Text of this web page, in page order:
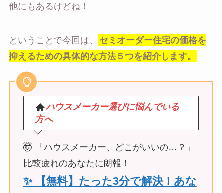
他にもあるけどね！
ということで今回は、
セミオーダー住宅の価格を
抑えるための具体的な方法５つを紹介します。
ハウスメーカー選びに悩んでいる
方へ
🤯 「ハウスメーカー、どこがいいの…？」
比較疲れのあなたに朗報！
✨ 【無料】たった3分で解決！あな